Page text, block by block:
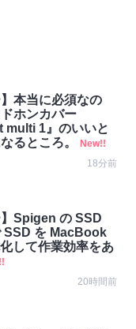
】本当に必須なの
ホンカバー
multi 1』のいいと
るところ。
New!!
18分前
】Spigen の SSD
SSD を MacBook
して作業効率をあ
20時間前